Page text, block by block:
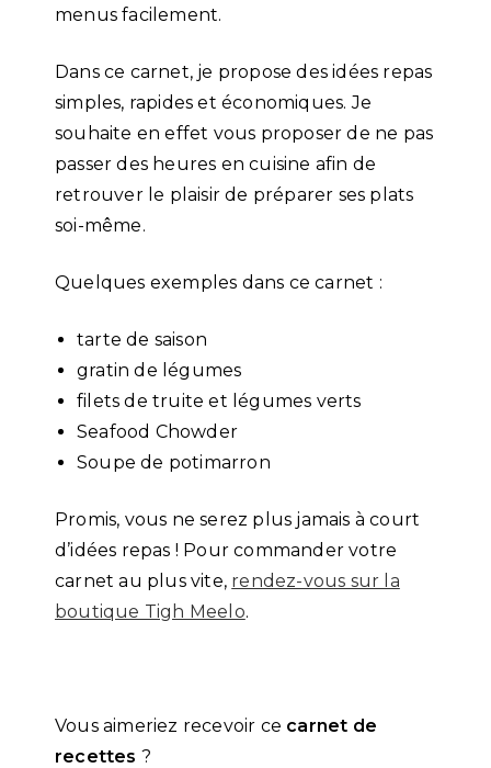
menus facilement.
Dans ce carnet, je propose des idées repas
simples, rapides et économiques. Je
souhaite en effet vous proposer de ne pas
passer des heures en cuisine afin de
retrouver le plaisir de préparer ses plats
soi-même.
Quelques exemples dans ce carnet :
tarte de saison
gratin de légumes
filets de truite et légumes verts
Seafood Chowder
Soupe de potimarron
Promis, vous ne serez plus jamais à court
d’idées repas ! Pour commander votre
carnet au plus vite, rendez-vous sur la
boutique Tigh Meelo.
Vous aimeriez recevoir ce carnet de
recettes ?